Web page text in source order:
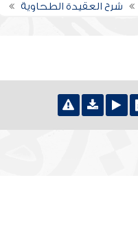
شرح العقيدة الطحاوية